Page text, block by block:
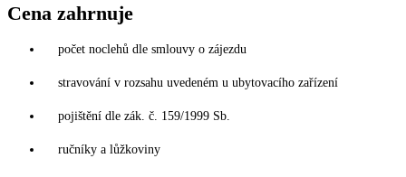
Cena zahrnuje
počet noclehů dle smlouvy o zájezdu
stravování v rozsahu uvedeném u ubytovacího zařízení
pojištění dle zák. č. 159/1999 Sb.
ručníky a lůžkoviny